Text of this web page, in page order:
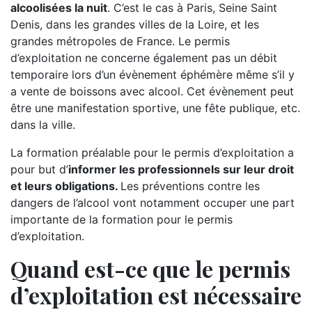
alcoolisées la nuit. C’est le cas à Paris, Seine Saint
Denis, dans les grandes villes de la Loire, et les
grandes métropoles de France. Le permis
d’exploitation ne concerne également pas un débit
temporaire lors d’un évènement éphémère même s’il y
a vente de boissons avec alcool. Cet évènement peut
être une manifestation sportive, une fête publique, etc.
dans la ville.
La formation préalable pour le permis d’exploitation a
pour but d’informer les professionnels sur leur droit
et leurs obligations. Les préventions contre les
dangers de l’alcool vont notamment occuper une part
importante de la formation pour le permis
d’exploitation.
Quand est-ce que le permis
d’exploitation est nécessaire